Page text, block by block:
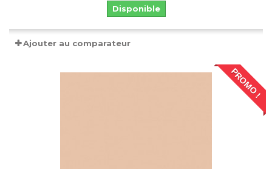
Disponible
Ajouter au comparateur
PROMO !